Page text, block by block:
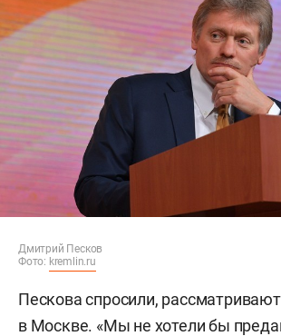
Дмитрий Песков
Фото: kremlin.ru
Пескова спросили,
в Москве. «Мы не хотели бы